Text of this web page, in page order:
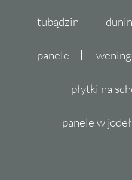
tubądzin dunin
panele
płytki na
panele w